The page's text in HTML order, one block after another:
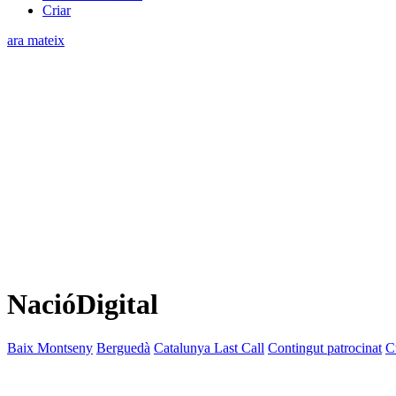
Criar
ara mateix
NacióDigital
Baix Montseny Berguedà Catalunya Last Call Contingut patrocinat